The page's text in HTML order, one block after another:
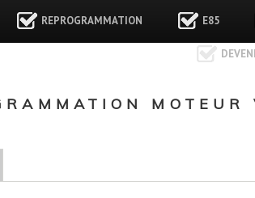
REPROGRAMMATION E85